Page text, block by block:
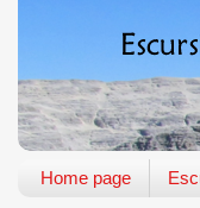
Home page